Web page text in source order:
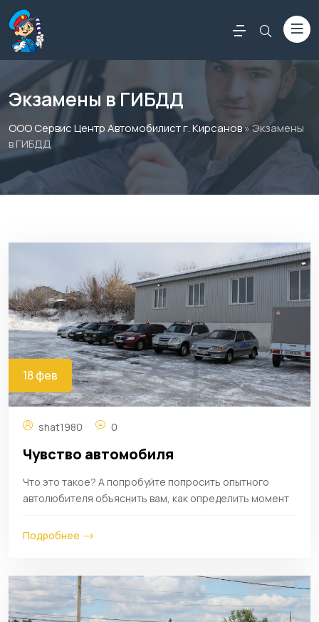
Экзамены в ГИБДД
ООО Сервис Центр Автомобилист г. Кирсанов» Экзамены
в ГИБДД
18 фев
shat1980 0
Чувство автомобиля
Что это такое? А попробуйте попросить опытного
автолюбителя объяснить вам, как определить момент
Подробнее